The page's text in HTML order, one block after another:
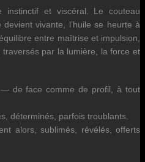
et viscéral. Le couteau
vivante, l’huile se heurte à
entre maîtrise et impulsion,
par la lumière, la force et
de face comme de profil, à tout
déterminés, parfois troublants.
alors, sublimés, révélés, offerts